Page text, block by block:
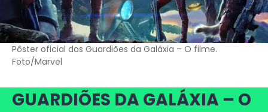
Pôster oficial dos Guardiões da Galáxia – O filme.
Foto/Marvel
GUARDIÕES DA GALÁXIA – O